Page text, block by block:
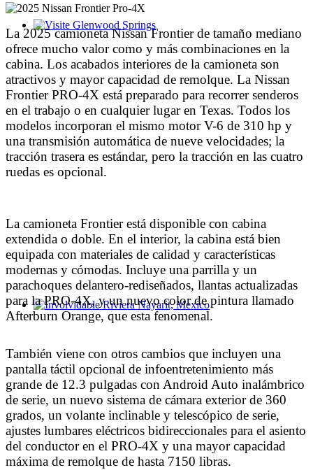
Glenwood Springs - Bello y Encantador
Involvidable Riviera Nayarit, Mexico
La 2025 camioneta Nissan Frontier de tamaño mediano
ofrece mucho valor como y más combinaciones en la
cabina. Los acabados interiores de la camioneta son
atractivos y mayor capacidad de remolque. La Nissan
Frontier PRO-4X está preparado para recorrer senderos
en el trabajo o en cualquier lugar en Texas. Todos los
modelos incorporan el mismo motor V-6 de 310 hp y
una transmisión automática de nueve velocidades; la
tracción trasera es estándar, pero la tracción en las cuatro
ruedas es opcional.
La camioneta Frontier está disponible con cabina
extendida o doble. En el interior, la cabina está bien
equipada con materiales de calidad y características
modernas y cómodas. Incluye una parrilla y un
parachoques delantero-rediseñados, llantas actualizadas
para la PRO-4X, y un nuevo color de pintura llamado
Afterburn Orange, que esta fenomenal.
También viene con otros cambios que incluyen una
pantalla táctil opcional de infoentretenimiento más
grande de 12.3 pulgadas con Android Auto inalámbrico
de serie, un nuevo sistema de cámara exterior de 360
grados, un volante inclinable y telescópico de serie,
ajustes lumbares eléctricos bidireccionales para el asiento
del conductor en el PRO-4X y una mayor capacidad
máxima de remolque de hasta 7150 libras.